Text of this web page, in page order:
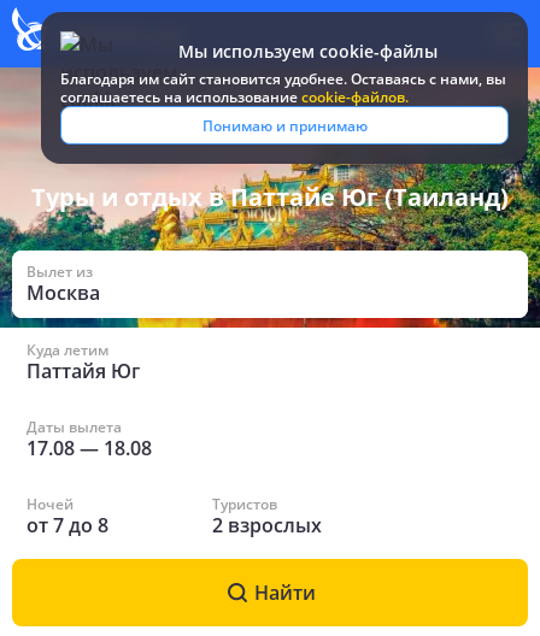
Мы используем cookie-файлы
Благодаря им сайт становится удобнее. Оставаясь c нами, вы
соглашаетесь на использованиеcookie-файлов.
Понимаю и принимаю
Все туры и путевки / Таиланд / в Паттайе Юг
Туры и отдых в Паттайе Юг (Таиланд)
Вылет из
Москва
Куда летим
Паттайя Юг
Даты вылета
17.08— 18.08
Ночей
от7до 8
Туристов
2 взрослых
Найти